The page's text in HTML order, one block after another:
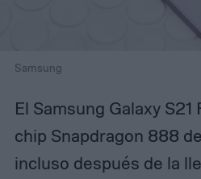
Samsung
El Samsung Galaxy S21
chip Snapdragon 888
incluso después de la